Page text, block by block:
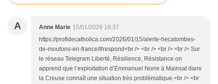
A Anne Marie 15/01/2026 18:37
https://profidecatholica.com/2026/01/15/alerte-hecatombes-
de-moutons-en-france/#respond<br /> <br /> <br /> <br /> Sur
le réseau Telegram Liberté, Résilience, Résistance on
apprend que l’exploitation d’Emmanuel Norre à Mainsat dans
la Creuse connaît une situation très problématique.<br /> <br